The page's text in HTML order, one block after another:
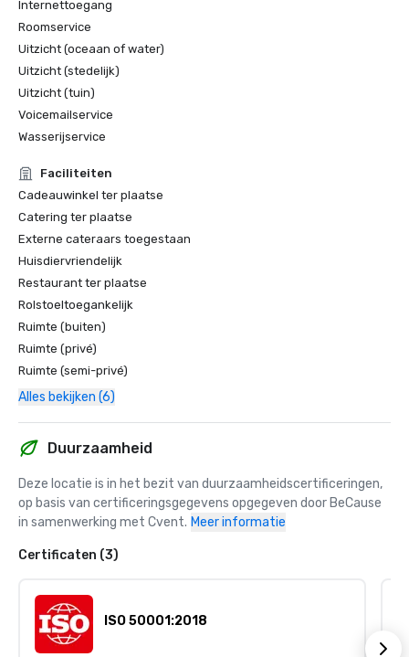
Internettoegang
Roomservice
Uitzicht (oceaan of water)
Uitzicht (stedelijk)
Uitzicht (tuin)
Voicemailservice
Wasserijservice
Faciliteiten
Cadeauwinkel ter plaatse
Catering ter plaatse
Externe cateraars toegestaan
Huisdiervriendelijk
Restaurant ter plaatse
Rolstoeltoegankelijk
Ruimte (buiten)
Ruimte (privé)
Ruimte (semi-privé)
Alles bekijken (6)
Duurzaamheid
Deze locatie is in het bezit van duurzaamheidscertificeringen,
op basis van certificeringsgegevens opgegeven door BeCause
in samenwerking met Cvent. Meer informatie
Certificaten (3)
ISO 50001:2018